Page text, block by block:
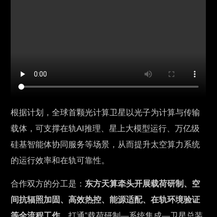
根据计划，全球首颗光计算卫星以光子为计算与传输
载体，可支撑在轨AI推理、星上大模型运行、万亿级
硅基智能体协同服务等场景，从而提升太空算力系统
的运行效率和在轨可靠性。
合作双方的分工是：东方天算牵头开展载荷研制、空
间抗辐照加固、高效热控、能源适配、在轨环境验证